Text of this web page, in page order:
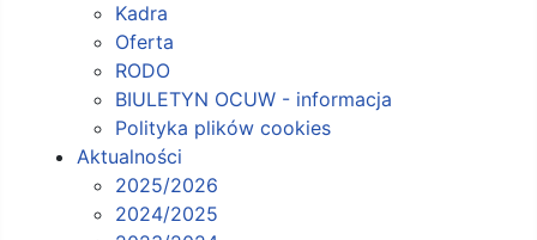
Kadra
Oferta
RODO
BIULETYN OCUW - informacja
Polityka plików cookies
Aktualności
2025/2026
2024/2025